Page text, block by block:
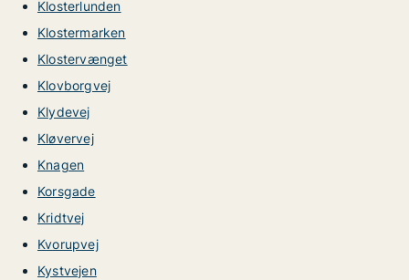
Klosterlunden
Klostermarken
Klostervænget
Klovborgvej
Klydevej
Kløvervej
Knagen
Korsgade
Kridtvej
Kvorupvej
Kystvejen